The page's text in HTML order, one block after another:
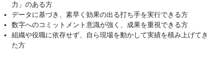
力」のある方
データに基づき、素早く効果の出る打ち手を実行できる方
数字へのコミットメント意識が強く、成果を重視できる方
組織や役職に依存せず、自ら現場を動かして実績を積み上げてき
た方